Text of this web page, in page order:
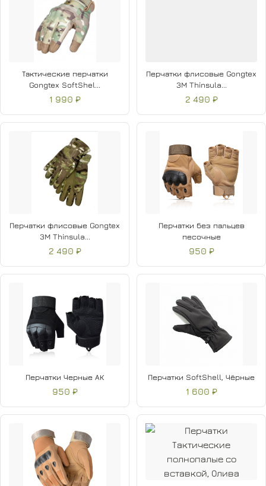
Тактические перчатки
Gongtex SoftShel...
1 990 ₽
Перчатки флисовые Gongtex
3M Thinsula...
2 490 ₽
Перчатки флисовые Gongtex
3M Thinsula...
2 490 ₽
Перчатки без пальцев
песочные
950 ₽
Перчатки Черные АК
950 ₽
Перчатки SoftShell, Чёрные
1 600 ₽